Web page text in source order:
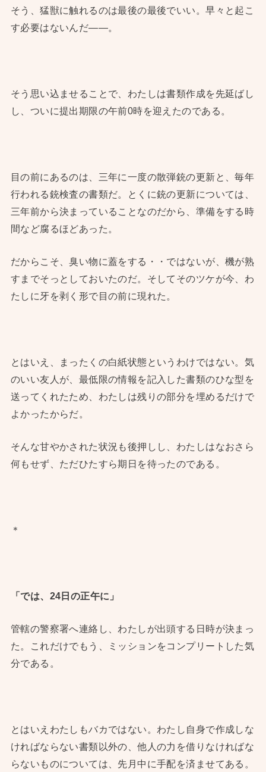
そう、猛獣に触れるのは最後の最後でいい。早々と起こ
す必要はないんだ——。
そう思い込ませることで、わたしは書類作成を先延ばし
し、ついに提出期限の午前0時を迎えたのである。
目の前にあるのは、三年に一度の散弾銃の更新と、毎年
行われる銃検査の書類だ。とくに銃の更新については、
三年前から決まっていることなのだから、準備をする時
間など腐るほどあった。
だからこそ、臭い物に蓋をする・・ではないが、機が熟
すまでそっとしておいたのだ。そしてそのツケが今、わ
たしに牙を剥く形で目の前に現れた。
とはいえ、まったくの白紙状態というわけではない。気
のいい友人が、最低限の情報を記入した書類のひな型を
送ってくれたため、わたしは残りの部分を埋めるだけで
よかったからだ。
そんな甘やかされた状況も後押しし、わたしはなおさら
何もせず、ただひたすら期日を待ったのである。
＊
「では、24日の正午に」
管轄の警察署へ連絡し、わたしが出頭する日時が決まっ
た。これだけでもう、ミッションをコンプリートした気
分である。
とはいえわたしもバカではない。わたし自身で作成しな
ければならない書類以外の、他人の力を借りなければな
らないものについては、先月中に手配を済ませてある。